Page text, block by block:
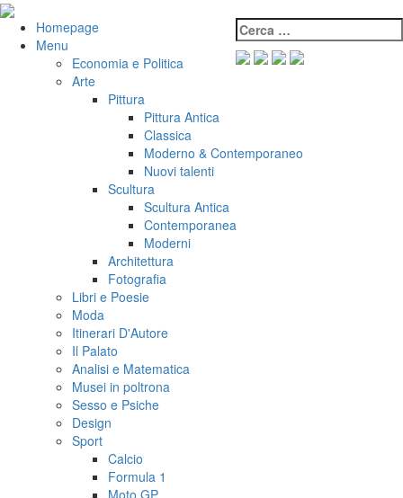
Salta
contenuto
VeniVidiVici Cerca:
Homepage
Menu
Economia e Politica
Arte
Pittura
Pittura Antica
Classica
Moderno & Contemporaneo
Nuovi talenti
Scultura
Scultura Antica
Contemporanea
Moderni
Architettura
Fotografia
Libri e Poesie
Moda
Itinerari D'Autore
Il Palato
Analisi e Matematica
Musei in poltrona
Sesso e Psiche
Design
Sport
Calcio
Formula 1